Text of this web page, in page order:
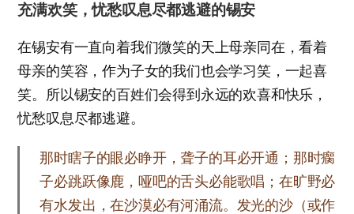
充满欢笑，忧愁叹息尽都逃避的锡安
在锡安有一直向着我们微笑的天上母亲同在，看着
母亲的笑容，作为子女的我们也会学习笑，一起喜
笑。所以锡安的百姓们会得到永远的欢喜和快乐，
忧愁叹息尽都逃避。
那时瞎子的眼必睁开，聋子的耳必开通；那时瘸
子必跳跃像鹿，哑吧的舌头必能歌唱；在旷野必
有水发出，在沙漠必有河涌流。发光的沙（或作